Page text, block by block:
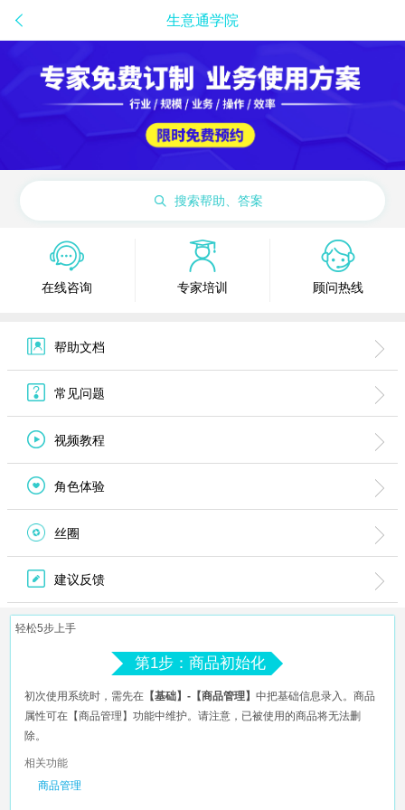
生意通学院
搜索帮助、答案
在线咨询 专家培训 顾问热线
帮助文档
常见问题
视频教程
角色体验
丝圈
建议反馈
轻松5步上手
第1步：商品初始化
初次使用系统时，需先在 【基础】-【商品管理】 中把基础信息录入。商品
属性可在【商品管理】功能中维护。请注意，已被使用的商品将无法删
除。
相关功能
商品管理